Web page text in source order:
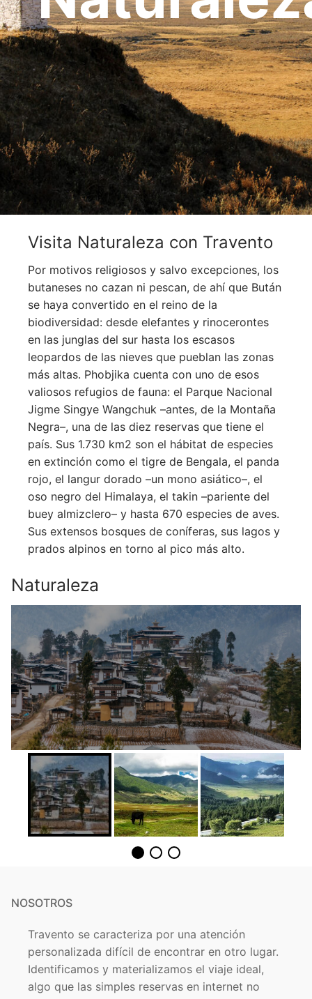
OCEANÍA
ORIENTE MEDIO
SUDAMÉRICA
Visita Naturaleza con Travento
Por motivos religiosos y salvo excepciones, los
butaneses no cazan ni pescan, de ahí que Bután
se haya convertido en el reino de la
biodiversidad: desde elefantes y rinocerontes
en las junglas del sur hasta los escasos
leopardos de las nieves que pueblan las zonas
más altas. Phobjika cuenta con uno de esos
valiosos refugios de fauna: el Parque Nacional
Jigme Singye Wangchuk –antes, de la Montaña
Negra–, una de las diez reservas que tiene el
país. Sus 1.730 km2 son el hábitat de especies
en extinción como el tigre de Bengala, el panda
rojo, el langur dorado –un mono asiático–, el
oso negro del Himalaya, el takin –pariente del
buey almizclero– y hasta 670 especies de aves.
Sus extensos bosques de coníferas, sus lagos y
prados alpinos en torno al pico más alto.
Naturaleza
NOSOTROS
Travento se caracteriza por una atención
personalizada difícil de encontrar en otro lugar.
Identificamos y materializamos el viaje ideal,
algo que las simples reservas en internet no